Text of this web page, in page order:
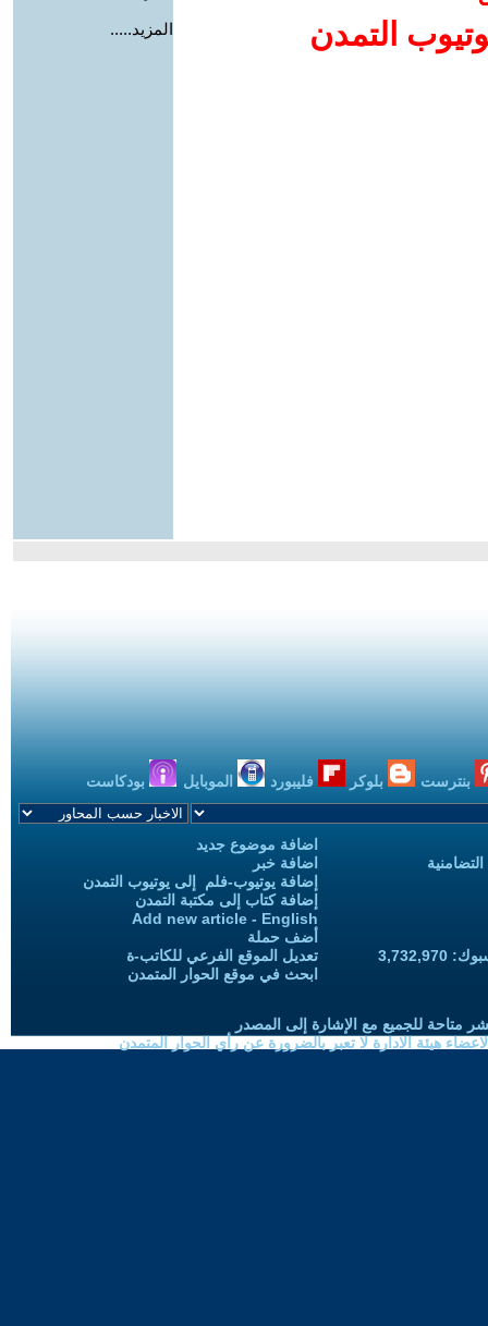
التمدن
المزيد.....
بنترست بلوكر فليبورد الموبايل بودكاست
اضافة موضوع جديد
اضافة خبر
إضافة يوتيوب-فلم إلى يوتيوب التمدن
إضافة كتاب إلى مكتبة التمدن
Add new article - English
أضف حملة
تعديل الموقع الفرعي للكاتب-ة
ابحث في موقع الحوار المتمدن
متاحة للجميع مع الإشارة إلى المصدر
هيئة الادارة لا تعبر بالضرورة عن رأي الحوار المتمدن